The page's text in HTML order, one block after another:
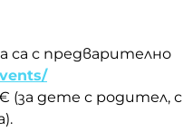
са с предварително
(за дете с родител, с